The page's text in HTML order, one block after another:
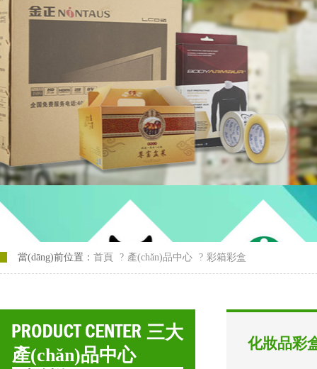
當(dāng)前位置： 首頁 ? 產(chǎn)品中心 ? 彩箱彩盒
三大
產(chǎn)品中心
化妝品彩